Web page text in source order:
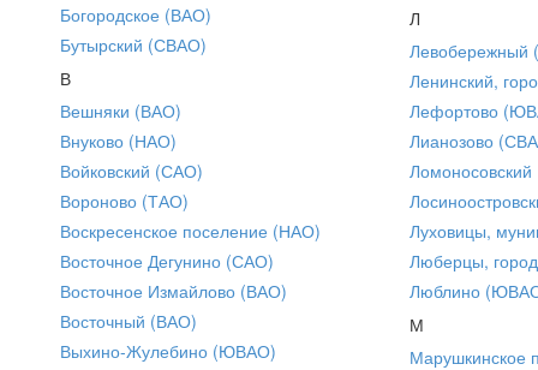
Богородское (ВАО)
Бутырский (СВАО)
В
Вешняки (ВАО)
Внуково (НАО)
Войковский (САО)
Вороново (ТАО)
Воскресенское поселение (НАО)
Восточное Дегунино (САО)
Восточное Измайлово (ВАО)
Восточный (ВАО)
Выхино-Жулебино (ЮВАО)
Л
Ленинский,
Лефортово
Лианозово
Луховицы,
Люберцы,
Люблино
М
Марушкинское